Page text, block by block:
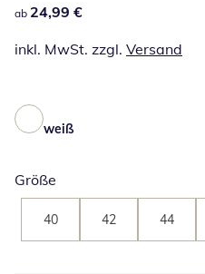
24,99 €
ab 24,99 €
inkl. MwSt. zzgl. Versand
weiß
Größe
40 42 44